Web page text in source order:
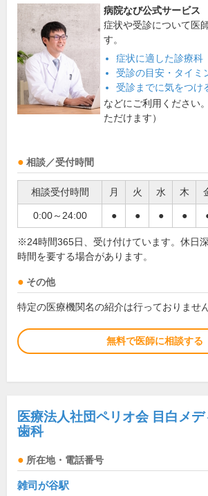
病院なび公式サービス
症状や受診について医
す。
症状に適した診療科
受診の目安・タイミ
受診までに気をつけ
などにご利用ください
ただけます）
相談／受付時間
相談受付時間 月 火 水 木
0:00～24:00 ● ● ● ●
※24時間365日、受け付けています。休日
時間を要する場合があります。
その他
特定の医療機関名の紹介は行っておりません
無料で医師に相談する
医療法人社団ペリオ会 目白メ
歯科
所在地・電話番号
雑司が谷駅